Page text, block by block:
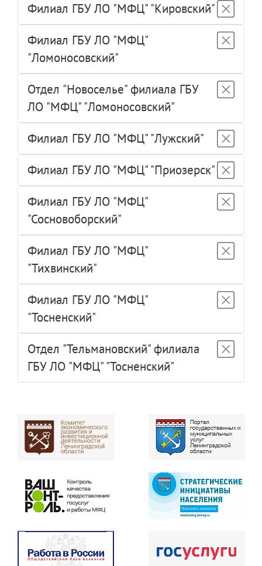
Филиал ГБУ ЛО "МФЦ" "Кировский"
Филиал ГБУ ЛО "МФЦ"
"Ломоносовский"
Отдел "Новоселье" филиала ГБУ
ЛО "МФЦ" "Ломоносовский"
Филиал ГБУ ЛО "МФЦ" "Лужский"
Филиал ГБУ ЛО "МФЦ" "Приозерск"
Филиал ГБУ ЛО "МФЦ"
"Сосновоборский"
Филиал ГБУ ЛО "МФЦ"
"Тихвинский"
Филиал ГБУ ЛО "МФЦ"
"Тосненский"
Отдел "Тельмановский" филиала
ГБУ ЛО "МФЦ" "Тосненский"